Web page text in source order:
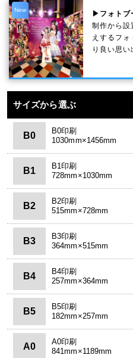
New
▶フォト
制作から設
えするフ
り良い思い
サイズから選ぶ
B0
B0印刷
1030mm×1456mm
B1
B1印刷
728mm×1030mm
B2
B2印刷
515mm×728mm
B3
B3印刷
364mm×515mm
B4
B4印刷
257mm×364mm
B5
B5印刷
182mm×257mm
A0
A0印刷
841mm×1189mm